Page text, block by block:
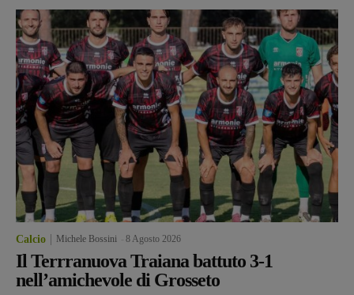
Calcio Michele Bossini 8 Agosto 2026
Il Terrranuova Traiana battuto 3-1
nell’amichevole di Grosseto